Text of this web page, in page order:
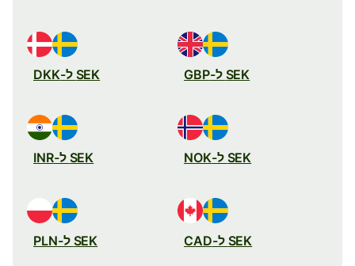
SEK ל-GBP SEK ל-DKK
SEK ל-NOK SEK ל-INR
SEK ל-CAD SEK ל-PLN